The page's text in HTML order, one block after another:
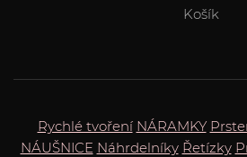
Košík
Rychlé tvoření NÁRAMKY
NÁUŠNICE Náhrdelníky Řetízky